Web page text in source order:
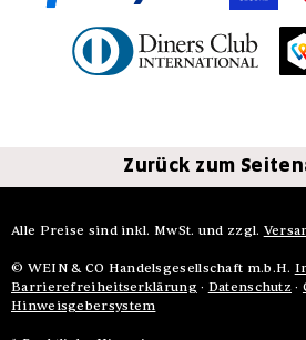
Zurück zum
Alle Preise sind inkl. MwSt. und zzgl.
© WEIN & CO Handelsgesellschaft m.b.H.
Barrierefreiheitserklärung · Datenschutz ·
Hinweisgebersystem